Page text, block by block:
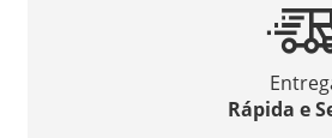
Rápida e